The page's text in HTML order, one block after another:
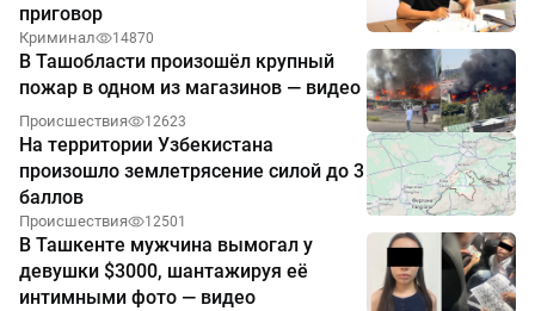
приговор
Криминал 14870
В Ташобласти произошёл крупный
пожар в одном из магазинов — видео
Происшествия 12623
На территории Узбекистана
произошло землетрясение силой до 3
баллов
Происшествия 12501
В Ташкенте мужчина вымогал у
девушки $3000, шантажируя её
интимными фото — видео